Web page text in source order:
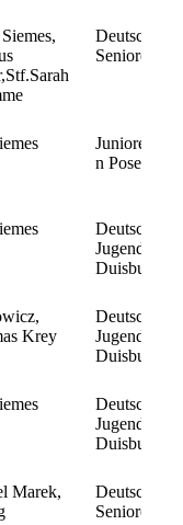
Deutsche
Senioren B
n Posen/
Deutsche
Duisburg
Krey
Deutsche
Duisburg
Deutsche
Duisburg
Marek,
Deutsche
Senioren B